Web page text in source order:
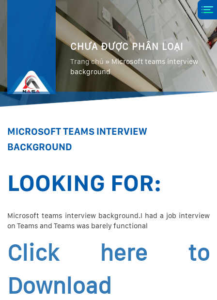
CHƯA ĐƯỢC PHÂN LOẠI
Trang chủ » Microsoft teams interview
background
MICROSOFT TEAMS INTERVIEW
BACKGROUND
LOOKING FOR:
Microsoft teams interview background.I had a job interview
on Teams and Teams was barely functional
Click here to
Download